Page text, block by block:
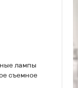
лампы
съемное